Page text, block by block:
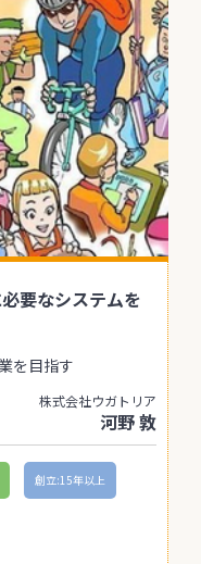
要なシステムを
を目指す
株式会社ウガトリア
河野 敦
創立:15年以上